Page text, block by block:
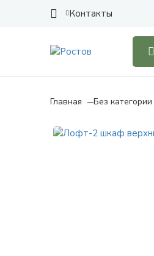
Контакты
Главная Без категории